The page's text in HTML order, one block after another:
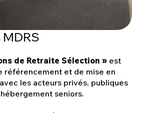
MDRS
de Retraite Sélection » est
référencement et de mise en
les acteurs privés, publiques
seniors.